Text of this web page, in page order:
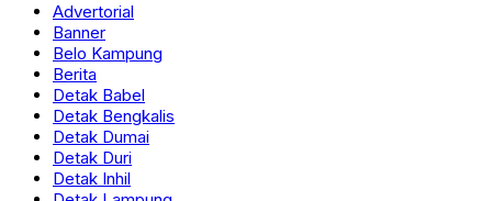
Advertorial
Banner
Belo Kampung
Berita
Detak Babel
Detak Bengkalis
Detak Dumai
Detak Duri
Detak Inhil